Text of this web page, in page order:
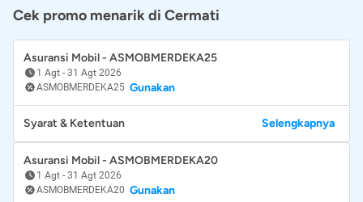
Cek promo menarik di Cermati
Asuransi Mobil - ASMOBMERDEKA25
1 Agt - 31 Agt 2026
ASMOBMERDEKA25 Gunakan
Syarat & Ketentuan Selengkapnya
Asuransi Mobil - ASMOBMERDEKA20
1 Agt - 31 Agt 2026
ASMOBMERDEKA20 Gunakan